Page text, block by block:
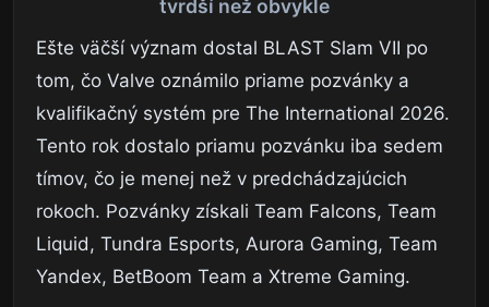
tvrdší než obvykle
Ešte väčší význam dostal BLAST Slam VII po
tom, čo Valve oznámilo priame pozvánky a
kvalifikačný systém pre The International 2026.
Tento rok dostalo priamu pozvánku iba sedem
tímov, čo je menej než v predchádzajúcich
rokoch. Pozvánky získali Team Falcons, Team
Liquid, Tundra Esports, Aurora Gaming, Team
Yandex, BetBoom Team a Xtreme Gaming.